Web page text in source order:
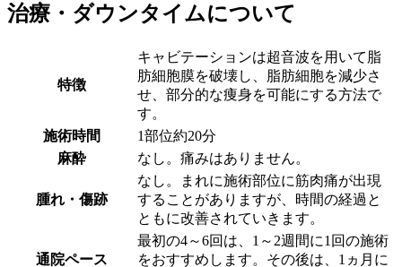
治療・ダウンタイムについて
特徴
キャビテーションは超音波を用いて脂
肪細胞膜を破壊し、脂肪細胞を減少さ
せ、部分的な痩身を可能にする方法で
す。
施術時間
1部位約20分
麻酔
なし。痛みはありません。
腫れ・傷跡
なし。まれに施術部位に筋肉痛が出現
することがありますが、時間の経過と
ともに改善されていきます。
通院ペース
最初の4～6回は、1～2週間に1回の施術
をおすすめします。その後は、1ヵ月に